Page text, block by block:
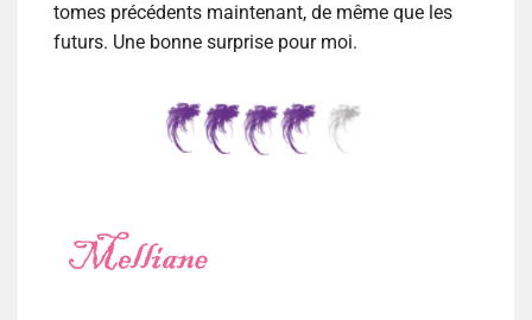
tomes précédents maintenant, de même que les
futurs. Une bonne surprise pour moi.